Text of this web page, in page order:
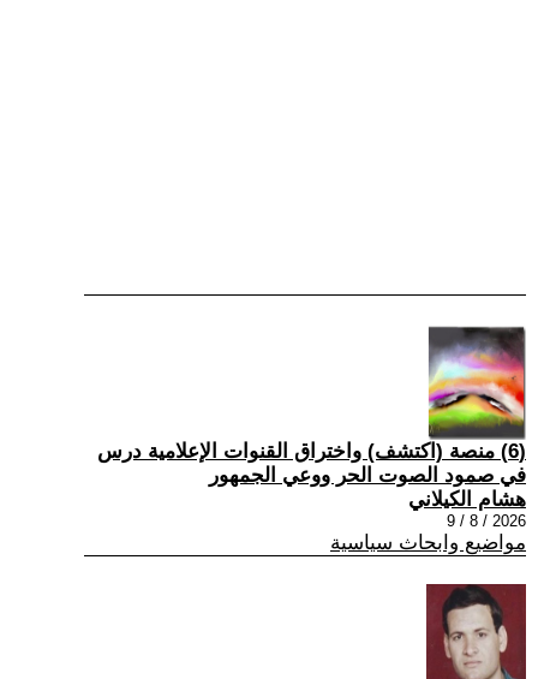
(6) منصة (اكتشف) واختراق القنوات الإعلامية درس
في صمود الصوت الحر ووعي الجمهور
هشام الكيلاني
2026 / 8 / 9
مواضيع وابحاث سياسية